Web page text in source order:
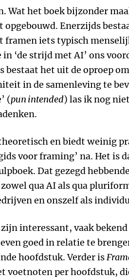
Wat het boek bijzonder
opgebouwd. Enerzijds
framen iets typisch
in ‘de strijd met AI’ ons
bestaat het uit de oproep
in de samenleving te
(pun intended) las ik nog
en biedt weinig
voor framing’ na. Het is
Dat gezegd
qua AI als qua
en onszelf als
interessant, vaak
goed in relatie te
hoofdstuk. Verder is
voetnoten per hoofdstuk,